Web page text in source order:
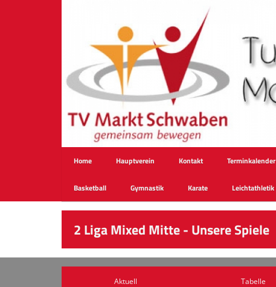
Home Hauptverein Kontakt Terminkalender
Basketball Gymnastik Karate Leichtathletik
2 Liga Mixed Mitte - Unsere Spiele
Aktuell Tabelle